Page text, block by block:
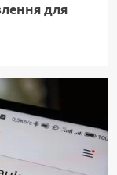
для